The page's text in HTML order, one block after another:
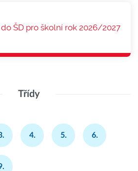
ŠD pro školní rok 2026/2027
Třídy
4. 5. 6.